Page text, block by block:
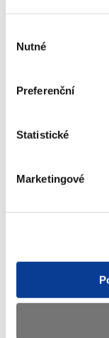
souhlasu
Nutné
Preferenční
Statistické
Marketingové
Ministerstvo